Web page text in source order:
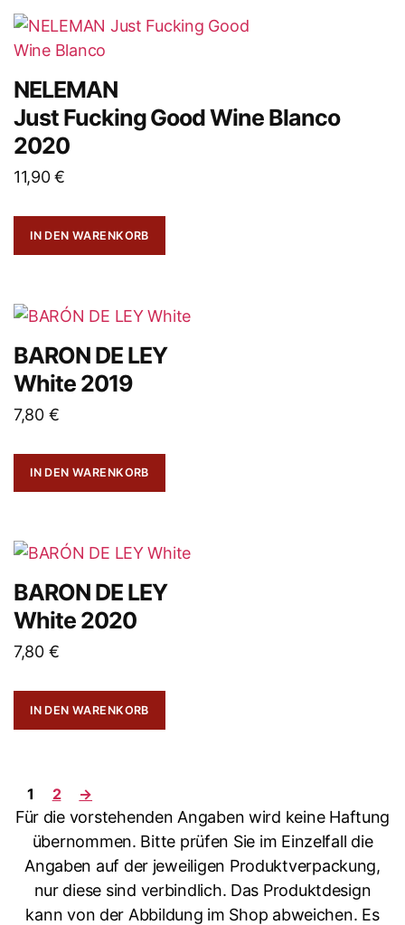
NELEMAN
Just Fucking Good Wine Blanco
2020
11,90€
IN DEN WARENKORB
BARON DE LEY
White 2019
7,80 €
IN DEN WARENKORB
BARON DE LEY
White 2020
7,80 €
IN DEN WARENKORB
1 2 →
Für die vorstehenden Angaben wird keine Haftung
übernommen. Bitte prüfen Sie im Einzelfall die
Angaben auf der jeweiligen Produktverpackung,
nur diese sind verbindlich. Das Produktdesign
kann von der Abbildung im Shop abweichen. Es